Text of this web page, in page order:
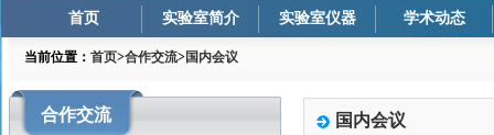
首页 实验室简介 实验室仪器 学术动态
当前位置：首页>合作交流>国内会议
合作交流 国内会议